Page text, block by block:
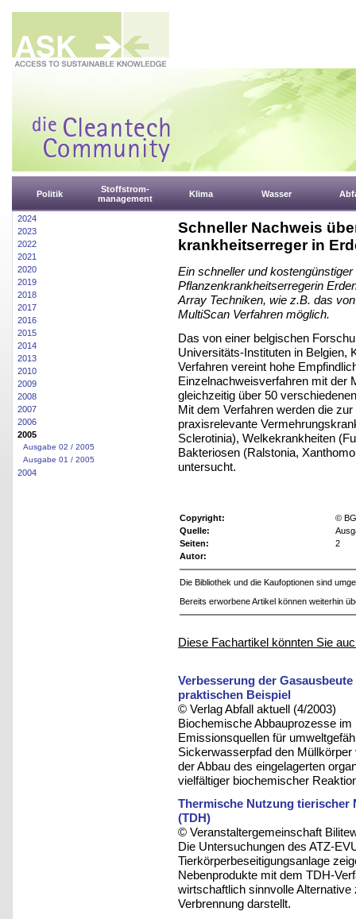
Politik
Stoffstrom-
management
Klima Wasser
2024
2023
2022
2021
2020
2019
2018
2017
2016
2015
2014
2013
2010
2009
2008
2007
2006
2005
Ausgabe 02 / 2005
Ausgabe 01 / 2005
2004
Schneller Nachweis
krankheitserreger in
Ein schneller und
Pflanzenkrankheitserregerin
Array Techniken, wie z.B. das
MultiScan Verfahren möglich.
Das von einer belgischen
Universitäts-Instituten in Belgien,
Verfahren vereint hohe
Einzelnachweisverfahren mit der
gleichzeitig über 50
Mit dem Verfahren werden die
praxisrelevante
Sclerotinia), Welkekrankheiten
Bakteriosen (Ralstonia,
untersucht.
Copyright:
©
Quelle:
Seiten:
2
Autor:
Die Bibliothek und die Kaufoptionen sind
Bereits erworbene Artikel können weiterhin
Diese Fachartikel könnten Sie
Verbesserung der
praktischen Beispiel
© Verlag Abfall aktuell (4/2003)
Biochemische Abbauprozesse
Emissionsquellen für
Sickerwasserpfad den
der Abbau des eingelagerten
vielfältiger biochemischer
Thermische Nutzung tierischer
(TDH)
© Veranstaltergemeinschaft
Die Untersuchungen des ATZ-
Tierkörperbeseitigungsanlage
Nebenprodukte mit dem TDH-
wirtschaftlich sinnvolle
Verbrennung darstellt.